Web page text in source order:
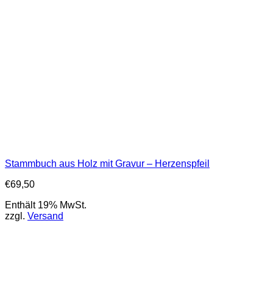
Stammbuch aus Holz mit Gravur – Herzenspfeil
€69,50
Enthält 19% MwSt.
zzgl. Versand